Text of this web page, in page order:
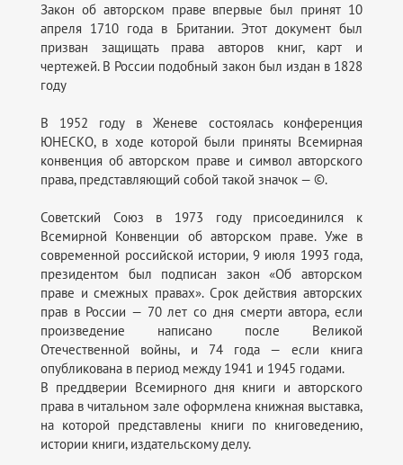
Закон об авторском праве впервые был принят 10
апреля 1710 года в Британии. Этот документ был
призван защищать права авторов книг, карт и
чертежей. В России подобный закон был издан в 1828
году
В 1952 году в Женеве состоялась конференция
ЮНЕСКО, в ходе которой были приняты Всемирная
конвенция об авторском праве и символ авторского
права, представляющий собой такой значок — ©.
Советский Союз в 1973 году присоединился к
Всемирной Конвенции об авторском праве. Уже в
современной российской истории, 9 июля 1993 года,
президентом был подписан закон «Об авторском
праве и смежных правах». Срок действия авторских
прав в России — 70 лет со дня смерти автора, если
произведение написано после Великой
Отечественной войны, и 74 года — если книга
опубликована в период между 1941 и 1945 годами.
В преддверии Всемирного дня книги и авторского
права в читальном зале оформлена книжная выставка,
на которой представлены книги по книговедению,
истории книги, издательскому делу.